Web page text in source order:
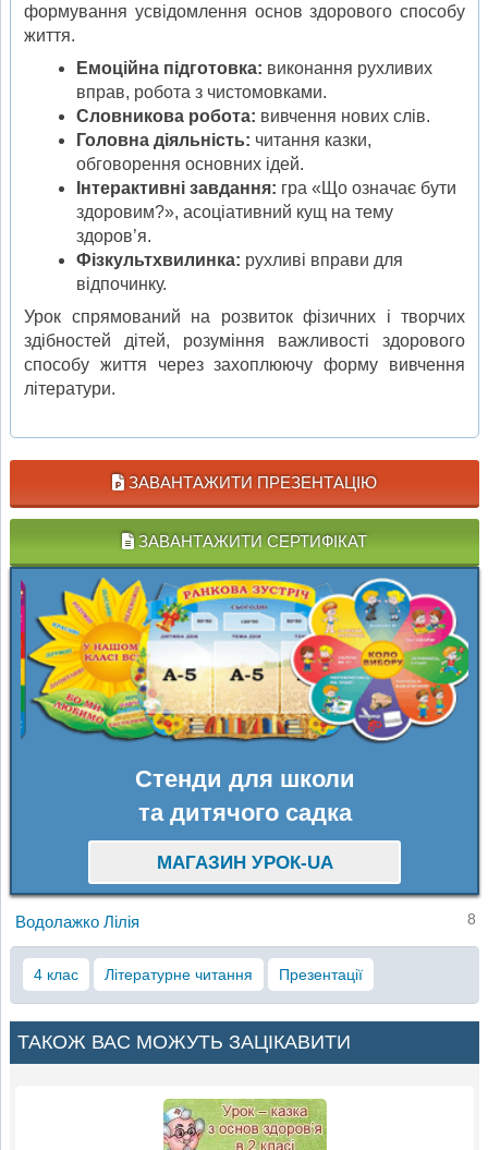
формування усвідомлення основ здорового способу
життя.
Емоційна підготовка: виконання рухливих
вправ, робота з чистомовками.
Словникова робота: вивчення нових слів.
Головна діяльність: читання казки,
обговорення основних ідей.
Інтерактивні завдання: гра «Що означає бути
здоровим?», асоціативний кущ на тему
здоров’я.
Фізкультхвилинка: рухливі вправи для
відпочинку.
Урок спрямований на розвиток фізичних і творчих
здібностей дітей, розуміння важливості здорового
способу життя через захоплюючу форму вивчення
літератури.
ЗАВАНТАЖИТИ ПРЕЗЕНТАЦІЮ
ЗАВАНТАЖИТИ СЕРТИФІКАТ
Стенди для школи
та дитячого садка
МАГАЗИН УРОК-UA
Водолажко Лілія 8
4 клас Літературне читання Презентації
ТАКОЖ ВАС МОЖУТЬ ЗАЦІКАВИТИ